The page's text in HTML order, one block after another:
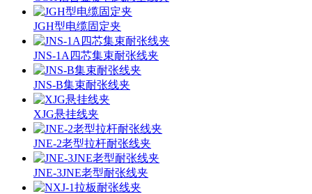
JGH型电缆固定夹
JNS-1A四芯集束耐张线夹
JNS-B集束耐张线夹
XJG悬挂线夹
JNE-2老型拉杆耐张线夹
JNE-3JNE老型耐张线夹